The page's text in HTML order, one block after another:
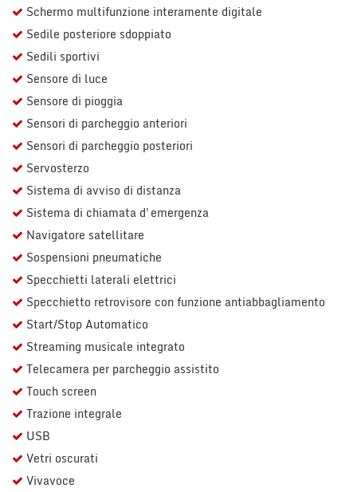
Schermo multifunzione interamente digitale
Sedile posteriore sdoppiato
Sedili sportivi
Sensore di luce
Sensore di pioggia
Sensori di parcheggio anteriori
Sensori di parcheggio posteriori
Servosterzo
Sistema di avviso di distanza
Sistema di chiamata d'emergenza
Navigatore satellitare
Sospensioni pneumatiche
Specchietti laterali elettrici
Specchietto retrovisore con funzione antiabbagliamento
Start/Stop Automatico
Streaming musicale integrato
Telecamera per parcheggio assistito
Touch screen
Trazione integrale
USB
Vetri oscurati
Vivavoce